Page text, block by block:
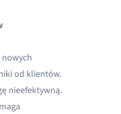
od klientów.
nieefektywną.